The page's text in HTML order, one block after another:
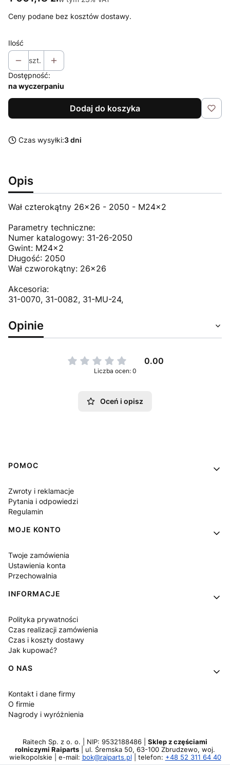
Ceny podane bez kosztów dostawy.
Ilość
szt.
Dostępność:
na wyczerpaniu
Dodaj do koszyka
Czas wysyłki:3 dni
Opis
Wał czterokątny 26x26 - 2050 - M24x2
Parametry techniczne:
Numer katalogowy: 31-26-2050
Gwint: M24x2
Długość: 2050
Wał czworokątny: 26x26
Akcesoria:
31-0070, 31-0082, 31-MU-24,
Opinie
0.00
Liczba ocen: 0
Oceń i opisz
Linki w stopce
POMOC
Zwroty i reklamacje
Pytania i odpowiedzi
Regulamin
MOJE KONTO
Twoje zamówienia
Ustawienia konta
Przechowalnia
INFORMACJE
Polityka prywatności
Czas realizacji zamówienia
Czas i koszty dostawy
Jak kupować?
O NAS
Kontakt i dane firmy
O firmie
Nagrody i wyróżnienia
Raitech Sp. z o. o. | NIP: 9532188486 | Sklep z częściami
rolniczymi Raiparts | ul. Śremska 50, 63-100 Zbrudzewo, woj.
wielkopolskie | e-mail: bok@raiparts.pl| telefon: +48 52 311 64 40